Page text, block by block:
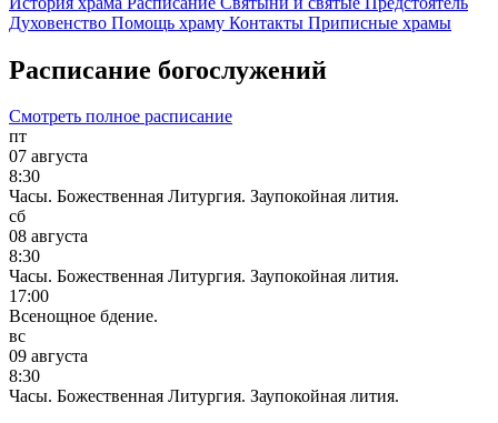
Духовенство Помощь храму Контакты Приписные храмы
Расписание богослужений
Смотреть полное расписание
пт
07 августа
8:30
Часы. Божественная Литургия. Заупокойная лития.
сб
08 августа
8:30
Часы. Божественная Литургия. Заупокойная лития.
17:00
Всенощное бдение.
вс
09 августа
8:30
Часы. Божественная Литургия. Заупокойная лития.